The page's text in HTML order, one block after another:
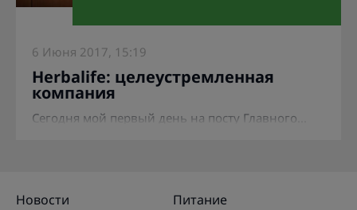
6 Июня 2017, 15:19
Herbalife: целеустремленная
компания
Сегодня мой первый день на посту Главного...
Новости
Питание